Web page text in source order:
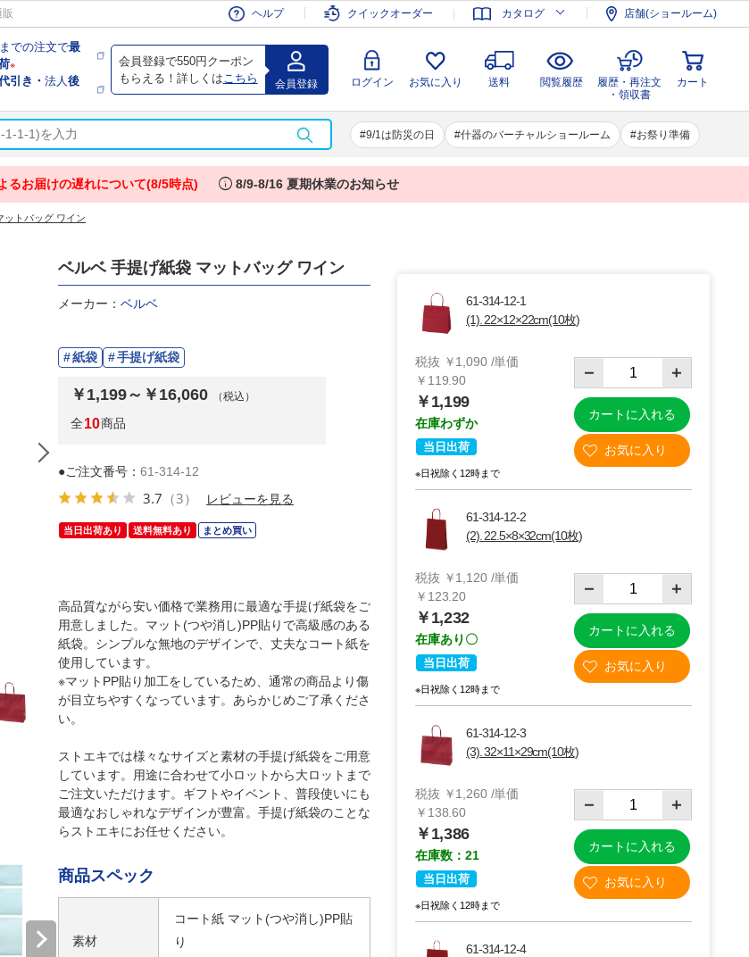
ヘルプ クイックオーダー カタログ 店舗(ショールーム)
での注文で最
※
引き・法人後
会員登録で550円クーポン
もらえる！詳しくは こちら 会員登録 ログイン お気に入り 送料 閲覧履歴
履歴・再注文
・領収書
カート
9/1は防災の日 什器のバーチャルショールーム お祭り準備
会員登録 ログイン お気に入り 送料 閲覧履歴
履歴・再注文
・領収書
カート
るお届けの遅れについて(8/5時点) info 8/9-8/16 夏期休業のお知らせ
ットバッグ ワイン
(2)22.5×8×32cm 10枚
ベルベ 手提げ紙袋 マットバッグ ワイン
メーカー： ベルベ
紙袋 手提げ紙袋
￥1,199～￥16,060 （税込）
全10商品
●ご注文番号： 61-314-12
3.7 （3） レビューを見る
当日出荷あり 送料無料あり まとめ買い
高品質ながら安い価格で業務用に最適な手提げ紙袋をご
用意しました。マット(つや消し)PP貼りで高級感のある
紙袋。シンプルな無地のデザインで、丈夫なコート紙を
使用しています。
※マットPP貼り加工をしているため、通常の商品より傷
が目立ちやすくなっています。あらかじめご了承くださ
い。
ストエキでは様々なサイズと素材の手提げ紙袋をご用意
しています。用途に合わせて小ロットから大ロットまで
ご注文いただけます。ギフトやイベント、普段使いにも
最適なおしゃれなデザインが豊富。手提げ紙袋のことな
らストエキにお任せください。
商品スペック
素材
コート紙 マット(つや消し)PP貼
り
61-314-12-1
(1). 22×12×22cm(10枚)
税抜 ￥1,090 /単価
￥119.90
￥1,199
在庫わずか
当日出荷
※日祝除く12時まで
カートに入れる
61-314-12-2
(2). 22.5×8×32cm(10枚)
税抜 ￥1,120 /単価
￥123.20
￥1,232
在庫あり〇
当日出荷
※日祝除く12時まで
カートに入れる
61-314-12-3
(3). 32×11×29cm(10枚)
税抜 ￥1,260 /単価
￥138.60
￥1,386
在庫数：21
当日出荷
※日祝除く12時まで
カートに入れる
61-314-12-4